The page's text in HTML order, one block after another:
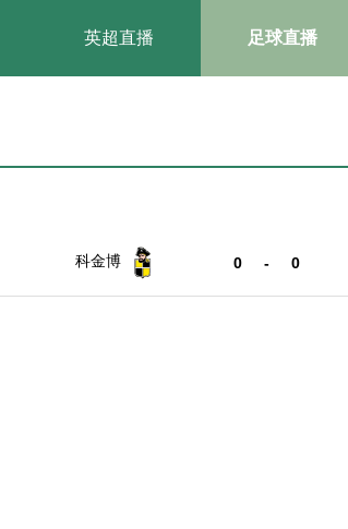
英超直播 足球直播
科金博 0 - 0